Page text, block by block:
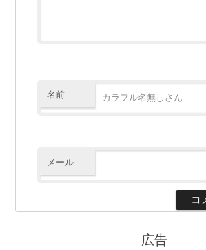
名前
メール
広告